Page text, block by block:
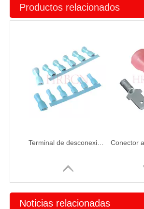
Productos relacionados
Noticias relacionadas